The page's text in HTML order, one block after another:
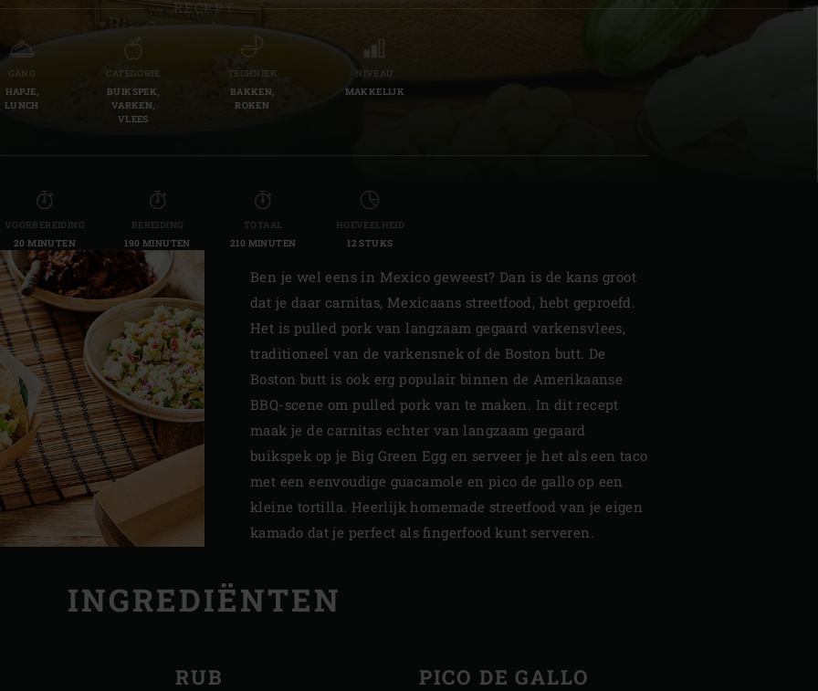
Slovenia | Slovenija
Spain | España
Sweden | Sverige
Turkey | Türkiye
RECEPT
GANG
HAPJE,
LUNCH
CATEGORIE
BUIKSPEK,
VARKEN,
VLEES
TECHNIEK
BAKKEN,
ROKEN
NIVEAU
MAKKELIJK
VOORBEREIDING
20 MINUTEN
BEREIDING
190 MINUTEN
TOTAAL
210 MINUTEN
HOEVEELHEID
12 STUKS
Ben je wel eens in Mexico geweest? Dan is de kans groot
dat je daar carnitas, Mexicaans streetfood, hebt geproefd.
Het is pulled pork van langzaam gegaard varkensvlees,
traditioneel van de varkensnek of de Boston butt. De
Boston butt is ook erg populair binnen de Amerikaanse
BBQ-scene om pulled pork van te maken. In dit recept
maak je de carnitas echter van langzaam gegaard
buikspek op je Big Green Egg en serveer je het als een taco
met een eenvoudige guacamole en pico de gallo op een
kleine tortilla. Heerlijk homemade streetfood van je eigen
kamado dat je perfect als fingerfood kunt serveren.
INGREDIËNTEN
RUB PICO DE GALLO